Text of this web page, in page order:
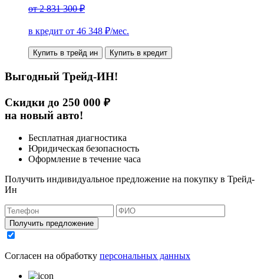
от2 831 300 ₽
в кредит от 46 348 ₽/мес.
Купить в трейд ин Купить в кредит
Выгодный Трейд-ИН!
Скидки до 250 000 ₽
на новый авто!
Бесплатная диагностика
Юридическая безопасность
Оформление в течение часа
Получить индивидуальное предложение на покупку в Трейд-
Ин
Получить предложение
Согласен на обработку персональных данных